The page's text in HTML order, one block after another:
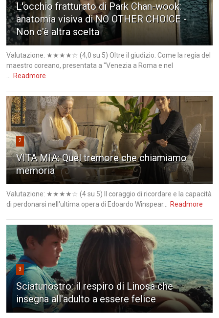
L'occhio fratturato di Park Chan-wook:
anatomia visiva di NO OTHER CHOICE -
Non c'è altra scelta
Valutazione: ★★★★☆ (4,0 su 5) Oltre il giudizio. Come la regia del
maestro coreano, presentata a "Venezia a Roma e nel
... Readmore
2
VITA MIA: Quel tremore che chiamiamo
memoria
Valutazione: ★★★★☆ (4 su 5) Il coraggio di ricordare e la capacità
di perdonarsi nell'ultima opera di Edoardo Winspear... Readmore
3
Sciatunostro: il respiro di Linosa che
insegna all'adulto a essere felice